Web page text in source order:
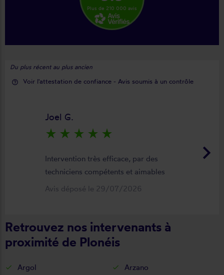
Plus de 210 000 avis
Du plus récent au plus ancien
help_outline Voir l'attestation de confiance - Avis soumis à un contrôle
keyboard_arrow_right
Joel G.
star_rate star_rate star_rate star_rate star_rate
Intervention très efficace, par des
techniciens compétents et aimables
Avis déposé le 29/07/2026
Retrouvez nos intervenants à
proximité de Plonéis
Argol
Arzano